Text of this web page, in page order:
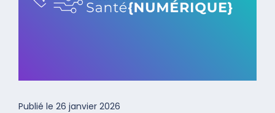
Publié le 26 janvier 2026